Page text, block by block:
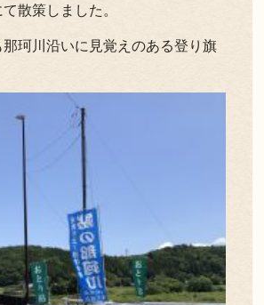
English
散策しました。
珂川沿いに見覚えのある登り旗